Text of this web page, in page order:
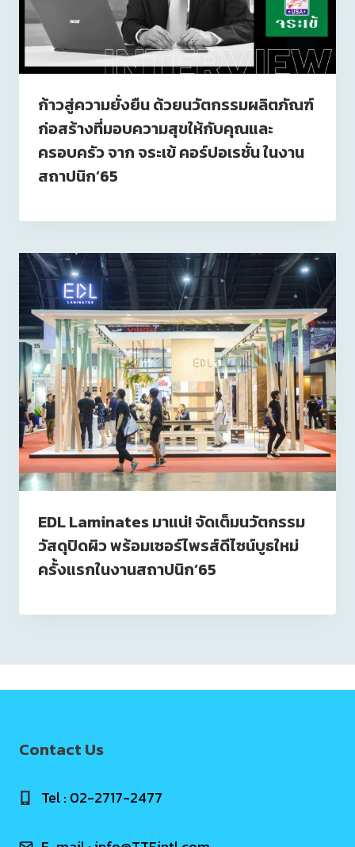
ก้าวสู่ความยั่งยืน ด้วยนวัตกรรมผลิตภัณฑ์
ก่อสร้างที่มอบความสุขให้กับคุณและ
ครอบครัว จาก จระเข้ คอร์ปอเรชั่น ในงาน
สถาปนิก’65
EDL Laminates มาแน่! จัดเต็มนวัตกรรม
วัสดุปิดผิว พร้อมเซอร์ไพรส์ดีไซน์บูธใหม่
ครั้งแรกในงานสถาปนิก’65
Contact Us
Tel : 02-2717-2477